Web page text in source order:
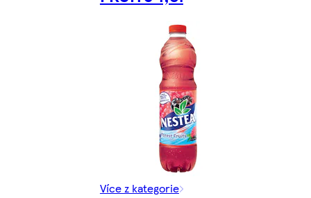
Více z kategorie